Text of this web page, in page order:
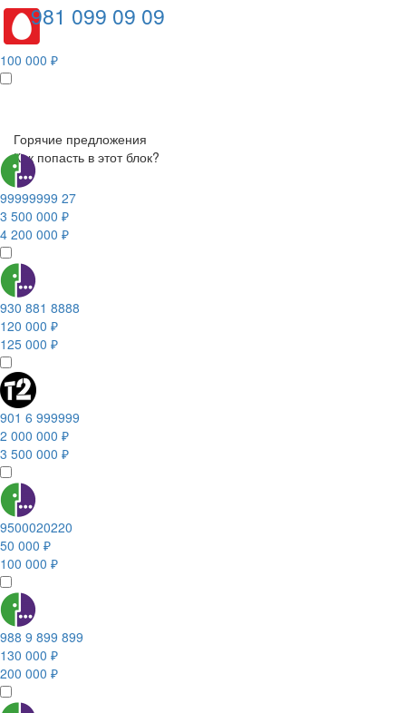
981 099 09 09
100 000 ₽
Горячие предложения
Как попасть в этот блок?
99999999 27
3 500 000 ₽
4 200 000 ₽
930 881 8888
120 000 ₽
125 000 ₽
901 6 999999
2 000 000 ₽
3 500 000 ₽
9500020220
50 000 ₽
100 000 ₽
988 9 899 899
130 000 ₽
200 000 ₽